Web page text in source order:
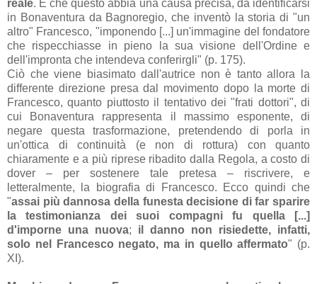
reale. E che questo abbia una causa precisa, da identificarsi
in Bonaventura da Bagnoregio, che inventò la storia di "un
altro" Francesco, "imponendo [...] un'immagine del fondatore
che rispecchiasse in pieno la sua visione dell'Ordine e
dell'impronta che intendeva conferirgli" (p. 175).
Ciò che viene biasimato dall'autrice non è tanto allora la
differente direzione presa dal movimento dopo la morte di
Francesco, quanto piuttosto il tentativo dei "frati dottori", di
cui Bonaventura rappresenta il massimo esponente, di
negare questa trasformazione, pretendendo di porla in
un'ottica di continuità (e non di rottura) con quanto
chiaramente e a più riprese ribadito dalla Regola, a costo di
dover – per sostenere tale pretesa – riscrivere, e
letteralmente, la biografia di Francesco. Ecco quindi che
"assai più dannosa della funesta decisione di far sparire
la testimonianza dei suoi compagni fu quella [...]
d'imporne una nuova; il danno non risiedette, infatti,
solo nel Francesco negato, ma in quello affermato" (p.
XI).